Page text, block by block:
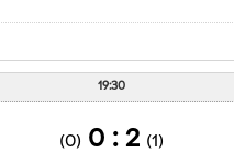
19:30
(1)
2 : 0
(0)